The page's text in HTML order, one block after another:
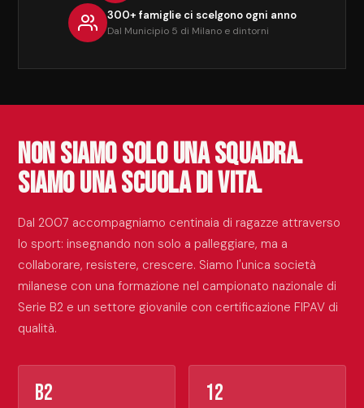
300+ famiglie ci scelgono ogni anno
Dal Municipio 5 di Milano e dintorni
Non siamo solo una squadra.
Siamo una scuola di vita.
Dal 2007 accompagniamo centinaia di ragazze attraverso
lo sport: insegnando non solo a palleggiare, ma a
collaborare, resistere, crescere. Siamo l'unica società
milanese con una formazione nel campionato nazionale di
Serie B2 e un settore giovanile con certificazione FIPAV di
qualità.
B2 12